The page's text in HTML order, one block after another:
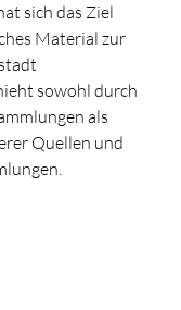
sich das Ziel
Material zur
sowohl durch
als
Quellen und